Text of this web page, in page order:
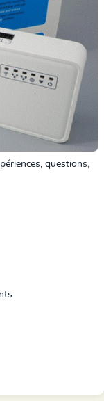
questions,